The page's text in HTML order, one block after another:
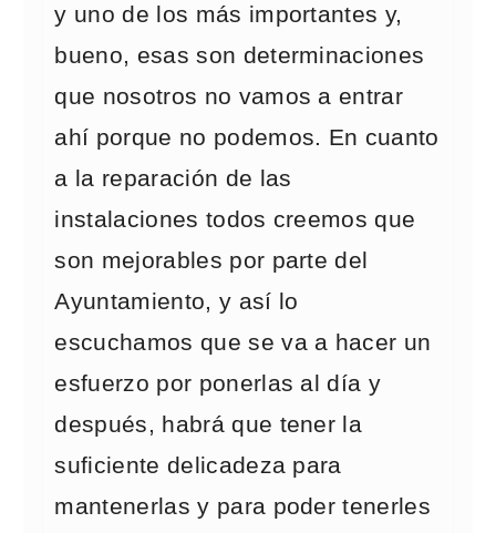
y uno de los más importantes y,
bueno, esas son determinaciones
que nosotros no vamos a entrar
ahí porque no podemos. En cuanto
a la reparación de las
instalaciones todos creemos que
son mejorables por parte del
Ayuntamiento, y así lo
escuchamos que se va a hacer un
esfuerzo por ponerlas al día y
después, habrá que tener la
suficiente delicadeza para
mantenerlas y para poder tenerles